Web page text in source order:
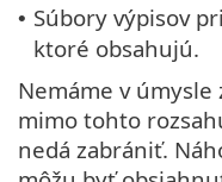
• Súbory výpisov
ktoré obsahujú.
Nemáme v úmysle
mimo tohto
nedá zabrániť.